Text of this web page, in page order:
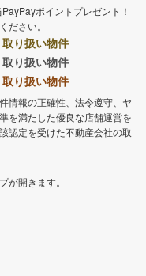
ポイントプレゼント！
ださい。
り扱い物件
り扱い物件
り扱い物件
情報の正確性、法令遵守、ヤ
を満たした優良な店舗運営を
認定を受けた不動産会社の取
が開きます。